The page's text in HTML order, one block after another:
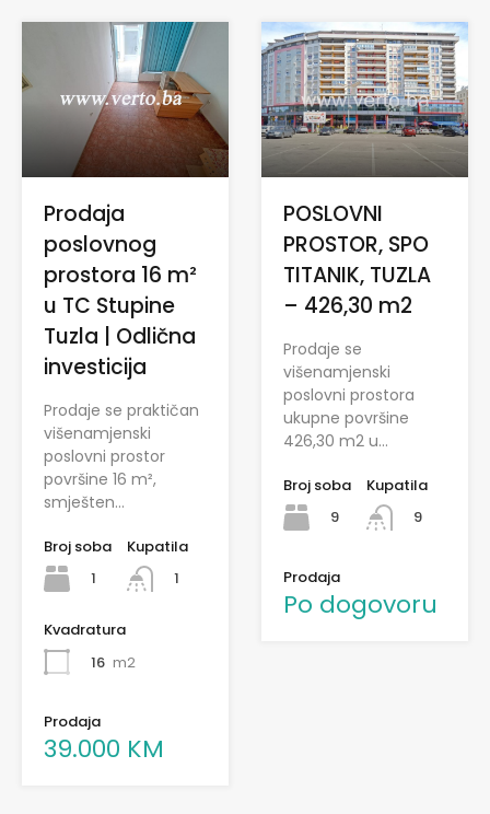
Prodaja
poslovnog
prostora 16 m²
u TC Stupine
Tuzla | Odlična
investicija
Prodaje se praktičan
višenamjenski
poslovni prostor
površine 16 m²,
smješten…
Broj soba
1
Kupatila
1
Kvadratura
16 m2
Prodaja
39.000 KM
POSLOVNI
PROSTOR, SPO
TITANIK, TUZLA
– 426,30 m2
Prodaje se
višenamjenski
poslovni prostora
ukupne površine
426,30 m2 u…
Broj soba
9
Kupatila
9
Prodaja
Po dogovoru